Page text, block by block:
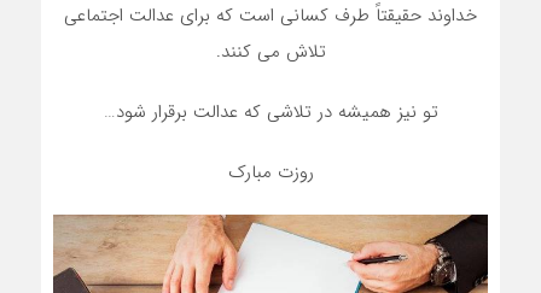
خداوند حقیقتاً طرف کسانی است که برای عدالت اجتماعی
تلاش می کنند.
تو نیز همیشه در تلاشی که عدالت برقرار شود…
روزت مبارک